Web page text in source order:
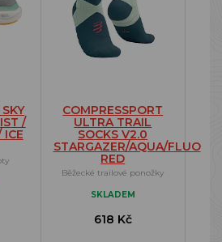
/
ICE
COMPRESSPORT
ULTRA TRAIL
SOCKS V2.0
STARGAZER/AQUA/FLUO
RED
Běžecké trailové ponožky
SKLADEM
618 Kč